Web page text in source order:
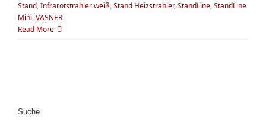
Stand,Infrarotstrahler weiß,Stand Heizstrahler,StandLine,StandLine
Mini,VASNER
Read More
Suche